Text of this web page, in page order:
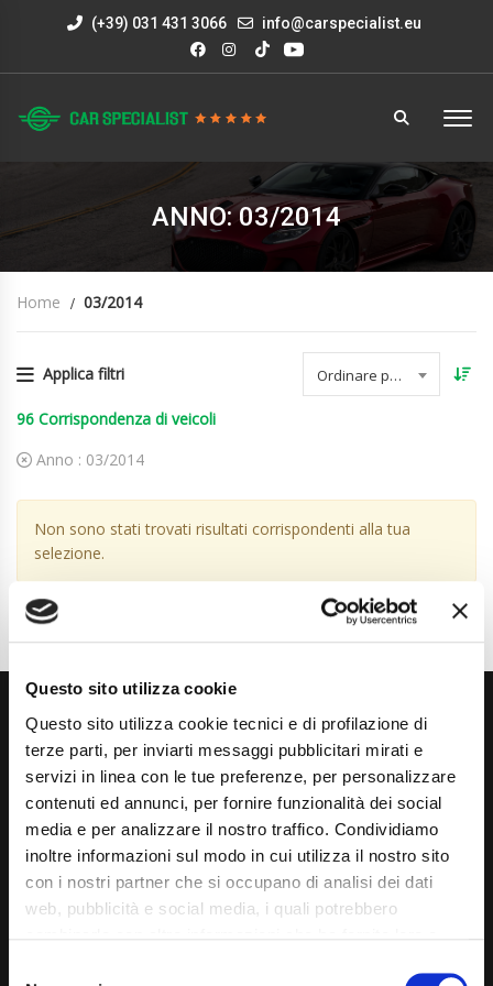
Questo sito utilizza cookie
Questo sito utilizza cookie tecnici e di profilazione di
terze parti, per inviarti messaggi pubblicitari mirati e
servizi in linea con le tue preferenze, per personalizzare
contenuti ed annunci, per fornire funzionalità dei social
media e per analizzare il nostro traffico. Condividiamo
inoltre informazioni sul modo in cui utilizza il nostro sito
con i nostri partner che si occupano di analisi dei dati
web, pubblicità e social media, i quali potrebbero
(+39) 031 431 3066 info@carspecialist.eu
ANNO: 03/2014
Home 03/2014
Applica filtri Ordinare per data
96 Corrispondenza di veicoli
Anno : 03/2014
Non sono stati trovati risultati corrispondenti alla tua
selezione.
Via Giuditta Pasta 2, Como (CO) 22100
(+39) 031 431 3066
info@carspecialist.eu